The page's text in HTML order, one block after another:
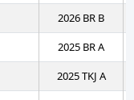
2026 BR B
2025 BR A
2025 TKJ A